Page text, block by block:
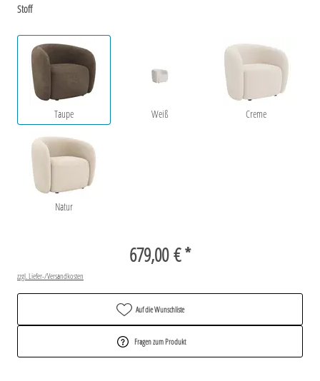
Stoff
Taupe Weiß Creme
Natur
679,00 € *
zzgl. Liefer-/Versandkosten
Auf die Wunschliste
Fragen zum Produkt